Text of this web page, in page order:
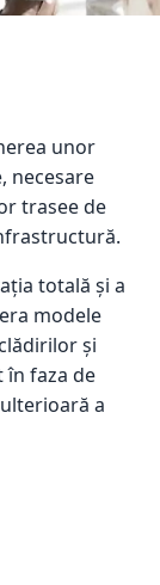
unor
necesare
trasee de
totală și a
modele
și
faza de
a